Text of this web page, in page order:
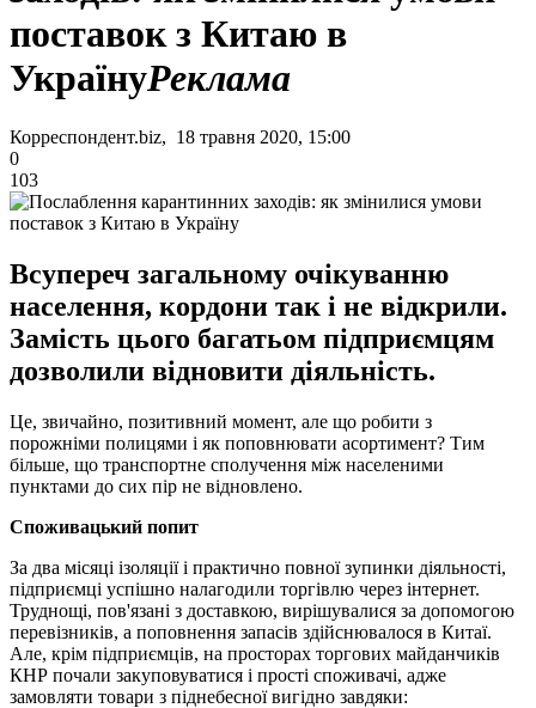
поставок з Китаю в
УкраїнуРеклама
Корреспондент.biz, 18 травня 2020, 15:00
0
103
Всупереч загальному очікуванню
населення, кордони так і не відкрили.
Замість цього багатьом підприємцям
дозволили відновити діяльність.
Це, звичайно, позитивний момент, але що робити з
порожніми полицями і як поповнювати асортимент? Тим
більше, що транспортне сполучення між населеними
пунктами до сих пір не відновлено.
Споживацький попит
За два місяці ізоляції і практично повної зупинки діяльності,
підприємці успішно налагодили торгівлю через інтернет.
Труднощі, пов'язані з доставкою, вирішувалися за допомогою
перевізників, а поповнення запасів здійснювалося в Китаї.
Але, крім підприємців, на просторах торгових майданчиків
КНР почали закуповуватися і прості споживачі, адже
замовляти товари з піднебесної вигідно завдяки: